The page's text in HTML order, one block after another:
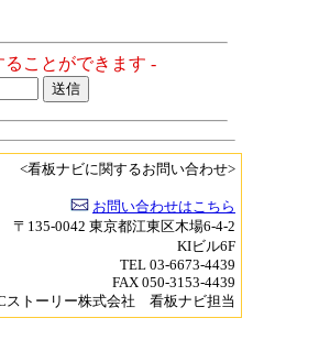
ことができます -
<看板ナビに関するお問い合わせ>
お問い合わせはこちら
〒135-0042 東京都江東区木場6-4-2
KIビル6F
TEL 03-6673-4439
FAX 050-3153-4439
ストーリー株式会社 看板ナビ担当